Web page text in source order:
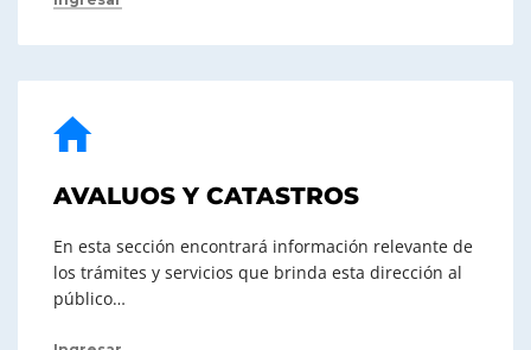
AVALUOS Y CATASTROS
En esta sección encontrará información relevante de
los trámites y servicios que brinda esta dirección al
público…